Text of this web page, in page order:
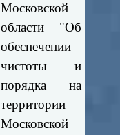
Московской
области "Об
обеспечении
чистоты и
порядка на
территории
Московской